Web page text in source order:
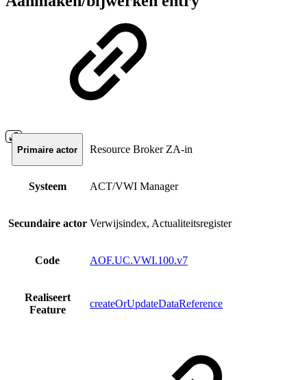
Primaire actor Resource Broker ZA-in
Systeem ACT/VWI Manager
Secundaire actor Verwijsindex, Actualiteitsregister
Code AOF.UC.VWI.100.v7
Realiseert
Feature
createOrUpdateDataReference